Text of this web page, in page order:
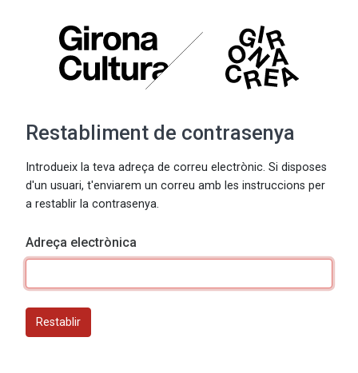
Restabliment de contrasenya
Introdueix la teva adreça de correu electrònic. Si disposes
d'un usuari, t'enviarem un correu amb les instruccions per
a restablir la contrasenya.
Adreça electrònica
Restablir